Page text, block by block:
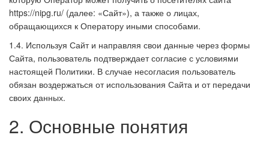
https://nipg.ru/ (далее: «Сайт»), а также о лицах,
обращающихся к Оператору иными способами.
1.4. Используя Сайт и направляя свои данные через формы
Сайта, пользователь подтверждает согласие с условиями
настоящей Политики. В случае несогласия пользователь
обязан воздержаться от использования Сайта и от передачи
своих данных.
2. Основные понятия